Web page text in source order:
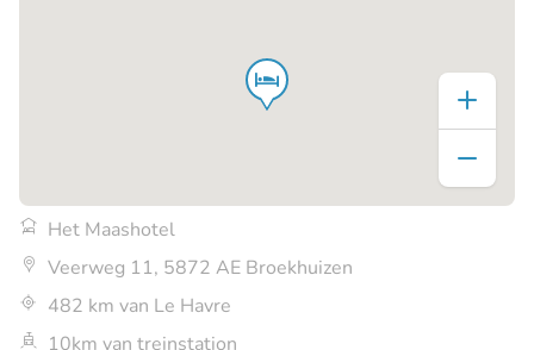
Het Maashotel
Veerweg 11, 5872 AE Broekhuizen
482 km van Le Havre
10km van treinstation